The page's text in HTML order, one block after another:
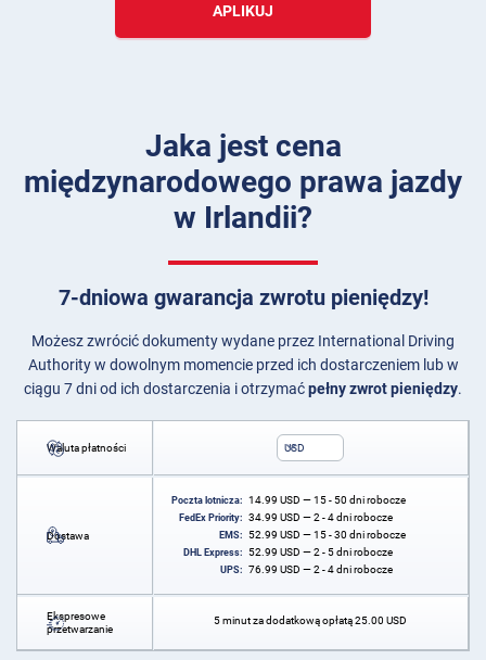
APLIKUJ
Jaka jest cena
międzynarodowego prawa jazdy
w Irlandii?
7-dniowa gwarancja zwrotu pieniędzy!
Możesz zwrócić dokumenty wydane przez International Driving
Authority w dowolnym momencie przed ich dostarczeniem lub w
ciągu 7 dni od ich dostarczenia i otrzymaćpełny zwrot pieniędzy.
Waluta płatności USD
Dostawa
Poczta lotnicza: 14.99 USD — 15 - 50 dni robocze
FedEx Priority: 34.99 USD — 2 - 4 dni robocze
EMS: 52.99 USD — 15 - 30 dni robocze
DHL Express: 52.99 USD — 2 - 5 dni robocze
UPS: 76.99 USD — 2 - 4 dni robocze
Ekspresowe
przetwarzanie
5 minut za dodatkową opłatą25.00 USD